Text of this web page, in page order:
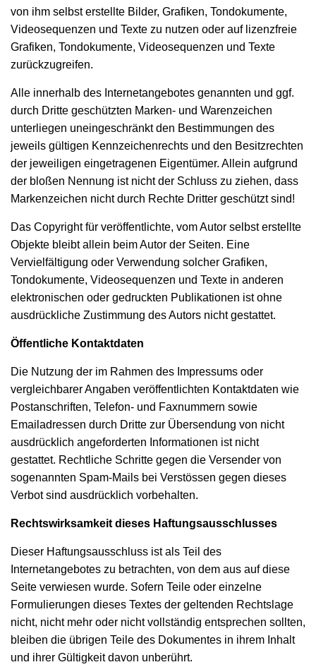
von ihm selbst erstellte Bilder, Grafiken, Tondokumente,
Videosequenzen und Texte zu nutzen oder auf lizenzfreie
Grafiken, Tondokumente, Videosequenzen und Texte
zurückzugreifen.
Alle innerhalb des Internetangebotes genannten und ggf.
durch Dritte geschützten Marken- und Warenzeichen
unterliegen uneingeschränkt den Bestimmungen des
jeweils gültigen Kennzeichenrechts und den Besitzrechten
der jeweiligen eingetragenen Eigentümer. Allein aufgrund
der bloßen Nennung ist nicht der Schluss zu ziehen, dass
Markenzeichen nicht durch Rechte Dritter geschützt sind!
Das Copyright für veröffentlichte, vom Autor selbst erstellte
Objekte bleibt allein beim Autor der Seiten. Eine
Vervielfältigung oder Verwendung solcher Grafiken,
Tondokumente, Videosequenzen und Texte in anderen
elektronischen oder gedruckten Publikationen ist ohne
ausdrückliche Zustimmung des Autors nicht gestattet.
Öffentliche Kontaktdaten
Die Nutzung der im Rahmen des Impressums oder
vergleichbarer Angaben veröffentlichten Kontaktdaten wie
Postanschriften, Telefon- und Faxnummern sowie
Emailadressen durch Dritte zur Übersendung von nicht
ausdrücklich angeforderten Informationen ist nicht
gestattet. Rechtliche Schritte gegen die Versender von
sogenannten Spam-Mails bei Verstössen gegen dieses
Verbot sind ausdrücklich vorbehalten.
Rechtswirksamkeit dieses Haftungsausschlusses
Dieser Haftungsausschluss ist als Teil des
Internetangebotes zu betrachten, von dem aus auf diese
Seite verwiesen wurde. Sofern Teile oder einzelne
Formulierungen dieses Textes der geltenden Rechtslage
nicht, nicht mehr oder nicht vollständig entsprechen sollten,
bleiben die übrigen Teile des Dokumentes in ihrem Inhalt
und ihrer Gültigkeit davon unberührt.